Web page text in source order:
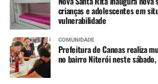
10 a 14 anos:
Dengue (2 doses, com intervalo de
as doses)
crianças e adolescentes em
vulnerabilidade
COMUNIDADE
Prefeitura de Canoas realiza
no bairro Niterói neste